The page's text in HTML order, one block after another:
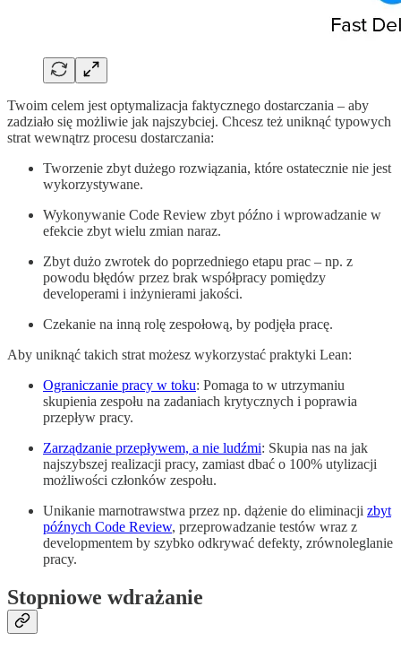
Twoim celem jest optymalizacja faktycznego dostarczania – aby
zadziało się możliwie jak najszybciej. Chcesz też uniknąć typowych
strat wewnątrz procesu dostarczania:
Tworzenie zbyt dużego rozwiązania, które ostatecznie nie jest
wykorzystywane.
Wykonywanie Code Review zbyt późno i wprowadzanie w
efekcie zbyt wielu zmian naraz.
Zbyt dużo zwrotek do poprzedniego etapu prac – np. z
powodu błędów przez brak współpracy pomiędzy
developerami i inżynierami jakości.
Czekanie na inną rolę zespołową, by podjęła pracę.
Aby uniknąć takich strat możesz wykorzystać praktyki Lean:
Ograniczanie pracy w toku: Pomaga to w utrzymaniu
skupienia zespołu na zadaniach krytycznych i poprawia
przepływ pracy.
Zarządzanie przepływem, a nie ludźmi: Skupia nas na jak
najszybszej realizacji pracy, zamiast dbać o 100% utylizacji
możliwości członków zespołu.
Unikanie marnotrawstwa przez np. dążenie do eliminacji zbyt
późnych Code Review, przeprowadzanie testów wraz z
developmentem by szybko odkrywać defekty, zrównoleglanie
pracy.
Stopniowe wdrażanie